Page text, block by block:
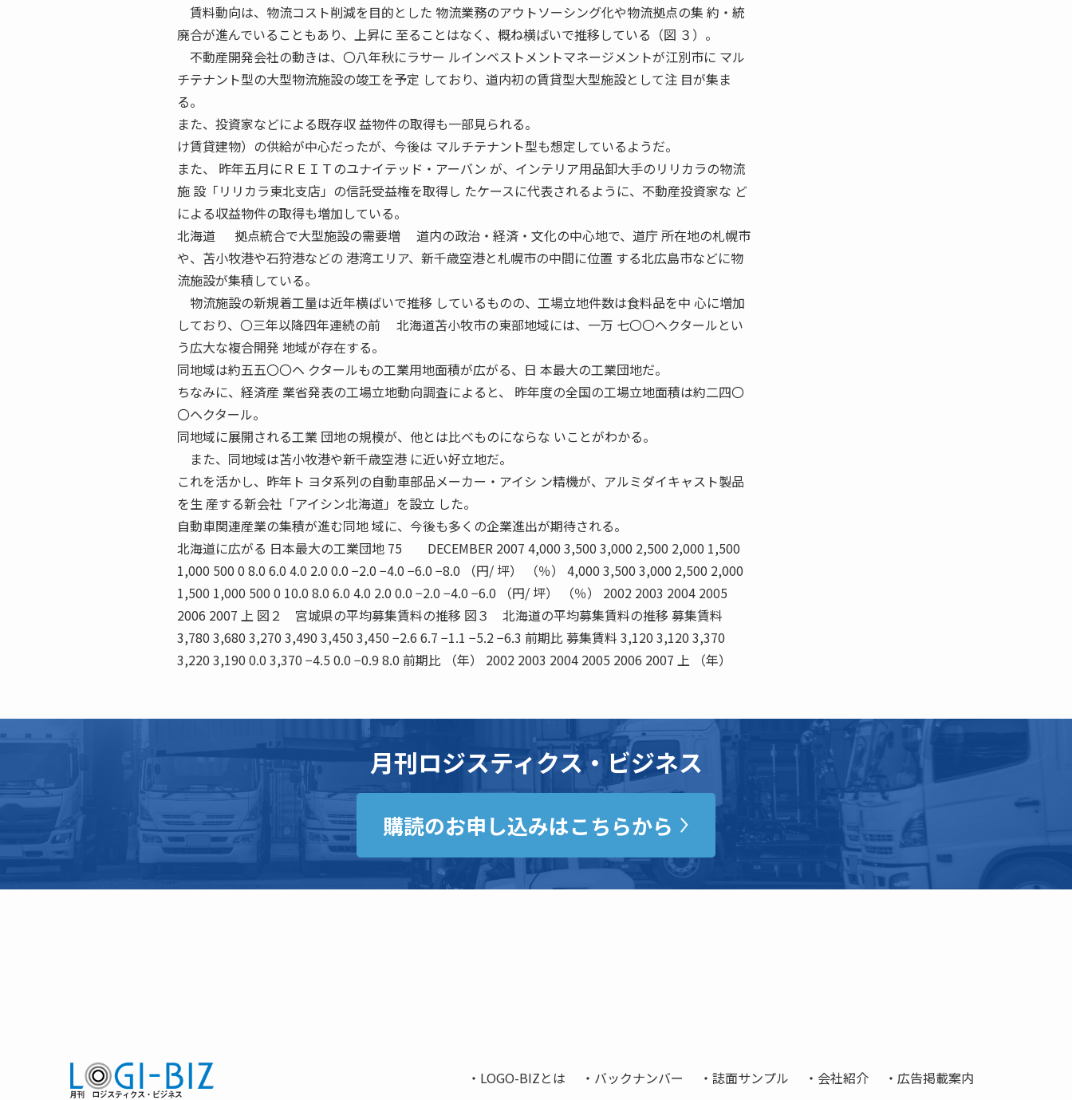
賃料動向は、物流コスト削減を目的とした 物流業務のアウトソーシング化や物流拠点の集 約・統
廃合が進んでいることもあり、上昇に 至ることはなく、概ね横ばいで推移している（図 ３）。
不動産開発会社の動きは、〇八年秋にラサー ルインベストメントマネージメントが江別市に マル
チテナント型の大型物流施設の竣工を予定 しており、道内初の賃貸型大型施設として注 目が集ま
る。
また、投資家などによる既存収 益物件の取得も一部見られる。
け賃貸建物）の供給が中心だったが、今後は マルチテナント型も想定しているようだ。
また、 昨年五月にＲＥＩＴのユナイテッド・アーバン が、インテリア用品卸大手のリリカラの物流
施 設「リリカラ東北支店」の信託受益権を取得し たケースに代表されるように、不動産投資家な ど
による収益物件の取得も増加している。
北海道 拠点統合で大型施設の需要増 道内の政治・経済・文化の中心地で、道庁 所在地の札幌市
や、苫小牧港や石狩港などの 港湾エリア、新千歳空港と札幌市の中間に位置 する北広島市などに物
流施設が集積している。
物流施設の新規着工量は近年横ばいで推移 しているものの、工場立地件数は食料品を中 心に増加
しており、〇三年以降四年連続の前 北海道苫小牧市の東部地域には、一万 七〇〇ヘクタールとい
う広大な複合開発 地域が存在する。
同地域は約五五〇〇ヘ クタールもの工業用地面積が広がる、日 本最大の工業団地だ。
ちなみに、経済産 業省発表の工場立地動向調査によると、 昨年度の全国の工場立地面積は約二四〇
〇ヘクタール。
同地域に展開される工業 団地の規模が、他とは比べものにならな いことがわかる。
また、同地域は苫小牧港や新千歳空港 に近い好立地だ。
これを活かし、昨年ト ヨタ系列の自動車部品メーカー・アイシ ン精機が、アルミダイキャスト製品
を生 産する新会社「アイシン北海道」を設立 した。
自動車関連産業の集積が進む同地 域に、今後も多くの企業進出が期待される。
北海道に広がる 日本最大の工業団地 75 DECEMBER 2007 4,000 3,500 3,000 2,500 2,000 1,500
1,000 500 0 8.0 6.0 4.0 2.0 0.0 −2.0 −4.0 −6.0 −8.0 （円/ 坪） （％） 4,000 3,500 3,000 2,500 2,000
1,500 1,000 500 0 10.0 8.0 6.0 4.0 2.0 0.0 −2.0 −4.0 −6.0 （円/ 坪） （％） 2002 2003 2004 2005
2006 2007 上 図２ 宮城県の平均募集賃料の推移 図３ 北海道の平均募集賃料の推移 募集賃料
3,780 3,680 3,270 3,490 3,450 3,450 −2.6 6.7 −1.1 −5.2 −6.3 前期比 募集賃料 3,120 3,120 3,370
3,220 3,190 0.0 3,370 −4.5 0.0 −0.9 8.0 前期比 （年） 2002 2003 2004 2005 2006 2007 上 （年）
月刊ロジスティクス・ビジネス
購読のお申し込みはこちらから
LOGO-BIZとは バックナンバー 誌面サンプル 会社紹介 広告掲載案内